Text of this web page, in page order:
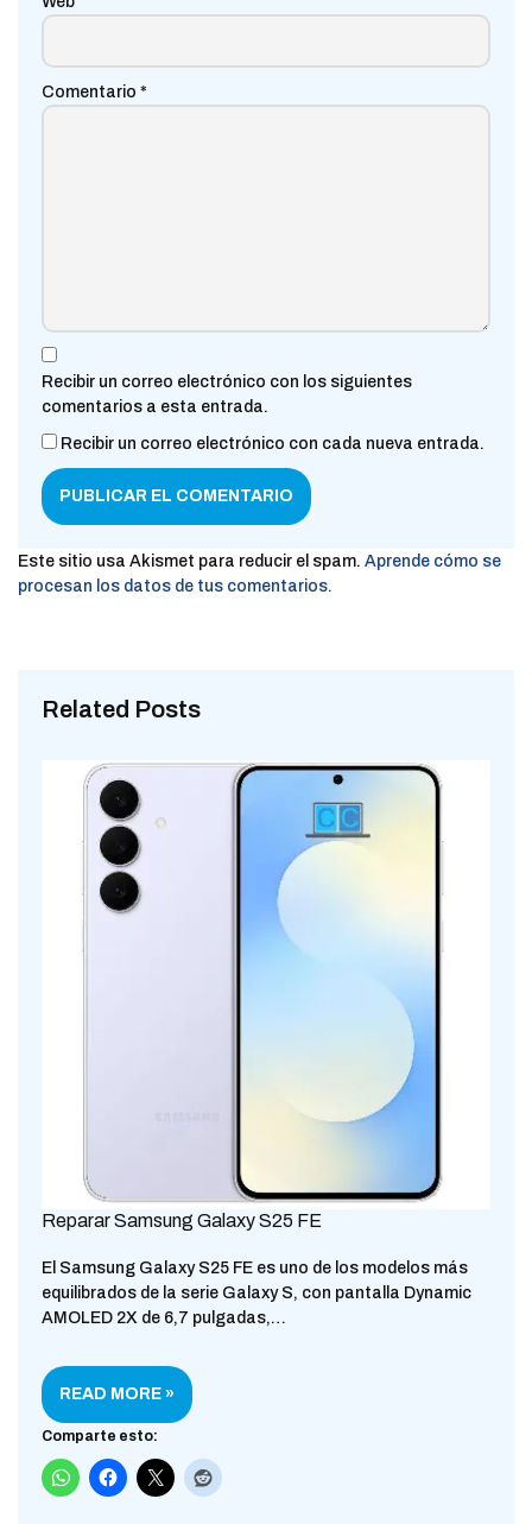
Comentario *
Recibir un correo electrónico con los siguientes
comentarios a esta entrada.
Recibir un correo electrónico con cada nueva entrada.
Este sitio usa Akismet para reducir el spam. Aprende cómo se
procesan los datos de tus comentarios.
Related Posts
Reparar Samsung Galaxy S25 FE
El Samsung Galaxy S25 FE es uno de los modelos más
equilibrados de la serie Galaxy S, con pantalla Dynamic
AMOLED 2X de 6,7 pulgadas,…
READ MORE »
Comparte esto: